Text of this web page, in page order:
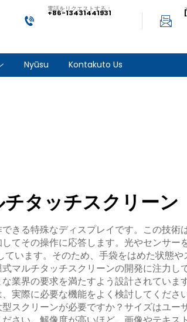
電話をリクエストする：
+86-13431441931
Nyūsu Kontakuto Us
タッチスクリーン
きる特殊なディスプレイです。この技
てその操作に応答します。光やセンサ
います。そのため、手袋をはめた状態
マルチタッチスクリーンの開発に注力し
業界の要求を満たすよう設計されています
実際に必要な機能をよく検討してくださ
スクリーンが必要ですか？サイズはユ